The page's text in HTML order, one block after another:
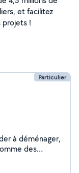
et facilitez
projets !
Particulier
à déménager,
des